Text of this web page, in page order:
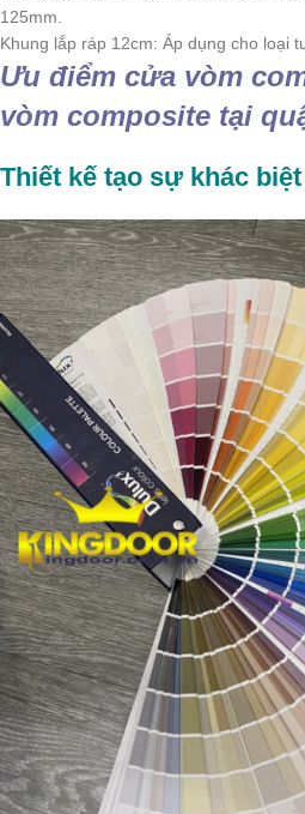
125mm.
Khung lắp ráp 12cm: Áp dụng cho loại
Ưu điểm cửa vòm
vòm composite tại
Thiết kế tạo sự khác biệt